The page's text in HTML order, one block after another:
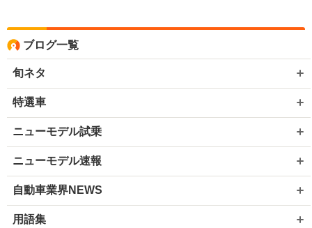
ブログ一覧
旬ネタ
特選車
ニューモデル試乗
ニューモデル速報
自動車業界NEWS
用語集